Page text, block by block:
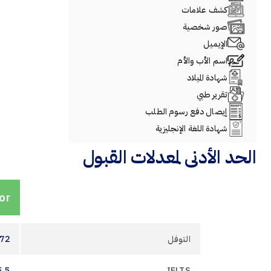
كشف علامات
صور شخصية
الإيميل
اسم الأب والأم
شهادة الميلاد
تقرير طبي
إيصال دفع رسوم الطلب
شهادة اللغة الإنجليزية
الحد الأدنى لمعدلات القبول
التوفل 72